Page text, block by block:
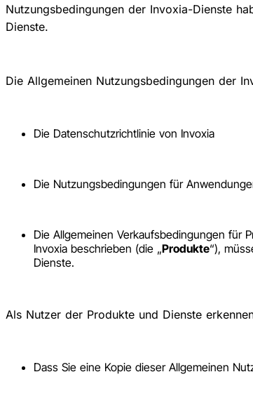
Nutzungsbedingungen der Invoxia-Dienste
Dienste.
Die Allgemeinen Nutzungsbedingungen der
Die Datenschutzrichtlinie von Invoxia
Die Nutzungsbedingungen für
Die Allgemeinen Verkaufsbedingungen für
Invoxia beschrieben (die „Produkte“),
Dienste.
Als Nutzer der Produkte und Dienste
Dass Sie eine Kopie dieser Allgemeinen